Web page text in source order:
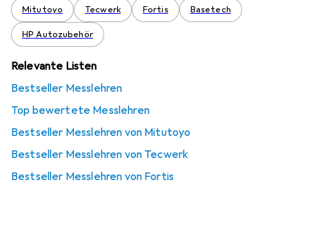
Mitutoyo Tecwerk Fortis Basetech
HP Autozubehör
Relevante Listen
Bestseller Messlehren
Top bewertete Messlehren
Bestseller Messlehren von Mitutoyo
Bestseller Messlehren von Tecwerk
Bestseller Messlehren von Fortis